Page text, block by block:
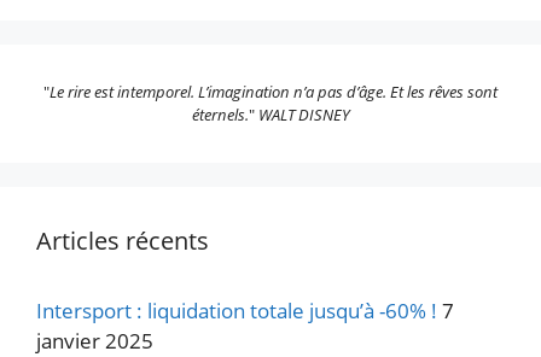
"Le rire est intemporel. L’imagination n’a pas d’âge. Et les rêves sont
éternels." WALT DISNEY
Articles récents
Intersport : liquidation totale jusqu’à -60% ! 7
janvier 2025